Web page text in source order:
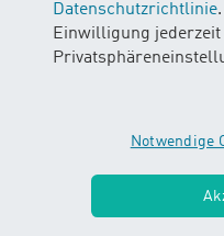
Datenschutzrichtlinie
Einwilligung jederzeit
Notwendige
Solothurn